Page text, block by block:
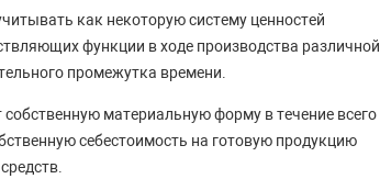
как некоторую систему ценностей
функции в ходе производства различной
промежутка времени.
материальную форму в течение всего
себестоимость на готовую продукцию